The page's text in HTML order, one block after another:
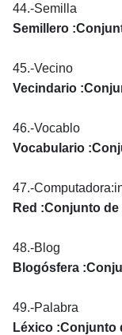
44.-Semilla
Semillero
45.-Vecino
Vecindario
46.-Vocablo
Vocabulario
47.-
Red :Conjunto
48.-Blog
Blogósfera
49.-Palabra
Léxico :Conjunto